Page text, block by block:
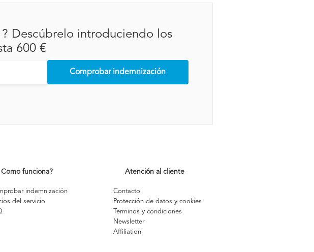
? Descúbrelo introduciendo los
600 €
Comprobar indemnización
Como funciona?
indemnización
del servicio
Atención al cliente
Contacto
Protección de datos y cookies
Terminos y condiciones
Newsletter
Affiliation